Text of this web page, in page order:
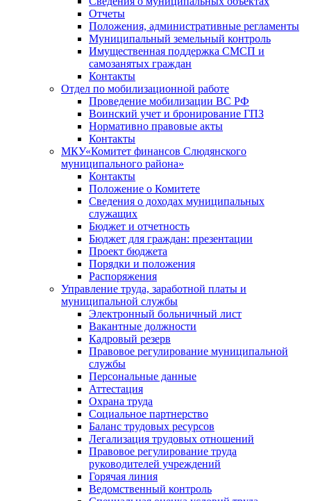
Отчеты
Положения, административные регламенты
Муниципальный земельный контроль
Имущественная поддержка СМСП и
самозанятых граждан
Контакты
Отдел по мобилизационной работе
Проведение мобилизации ВС РФ
Воинский учет и бронирование ГПЗ
Нормативно правовые акты
Контакты
МКУ«Комитет финансов Слюдянского
муниципального района»
Контакты
Положение о Комитете
Сведения о доходах муниципальных
служащих
Бюджет и отчетность
Бюджет для граждан: презентации
Проект бюджета
Порядки и положения
Распоряжения
Управление труда, заработной платы и
муниципальной службы
Электронный больничный лист
Вакантные должности
Кадровый резерв
Правовое регулирование муниципальной
службы
Персональные данные
Аттестация
Охрана труда
Социальное партнерство
Баланс трудовых ресурсов
Легализация трудовых отношений
Правовое регулирование труда
руководителей учреждений
Горячая линия
Ведомственный контроль